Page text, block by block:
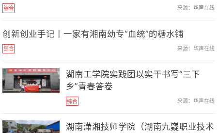
综合 来源：华声在线
创新创业手记丨一家有湘南幼专“血统”的糖水铺
综合 来源：华声在线
湖南工学院实践团以实干书写“三下
乡”青春答卷
综合 来源：华声在线
湖南潇湘技师学院（湖南九嶷职业技术